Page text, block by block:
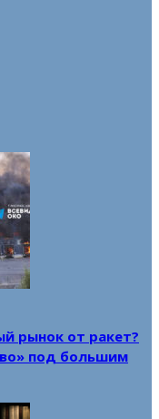
рынок от ракет?
под большим